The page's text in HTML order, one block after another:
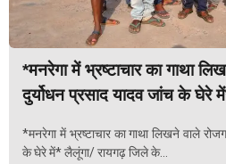
*मनरेगा में भ्रष्टाचार का गाथा
दुर्योधन प्रसाद यादव जांच के घेरे
*मनरेगा में भ्रष्टाचार का गाथा लिखने वाले
के घेरे में* लैलूंगा/ रायगढ़ जिले के...